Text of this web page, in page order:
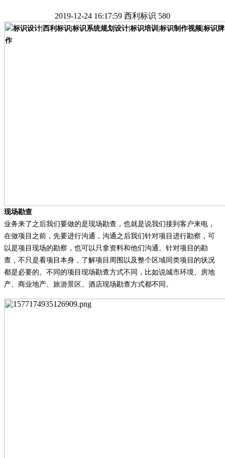
2019-12-24 16:17:59 西利标识 580
现场勘查
业务来了之后我们要做的是现场勘查，也就是说我们接到客户来电，
在做项目之前，先要进行沟通，沟通之后我们针对项目进行勘察，可
以是项目现场的勘察，也可以只拿资料和他们沟通。针对项目的勘
查，不只是看项目本身，了解项目周围以及整个区域同类项目的状况
都是必要的。不同的项目现场勘查方式不同，比如说城市环境、房地
产、商业地产、旅游景区、酒店现场勘查方式都不同。